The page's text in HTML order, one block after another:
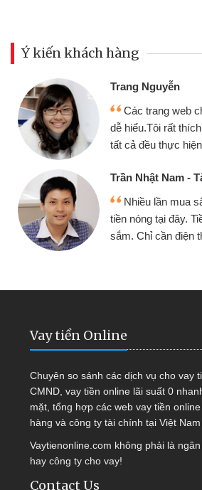
Ý kiến khách hàng
sử dụng thân thiện,
giải ngân nhanh chóng
lãi suất rất tốt
tiền mặt mình đều vay
là mình lại tiếp tục mua
là dùng được
Vay tiền Online
Chuyên so sánh các dịch vụ cho vay
CMND, vay tiền online lãi suất 0
mặt, tổng hợp các web vay tiền
hàng và công ty tài chính tại Việt Nam
Vaytienonline.com không phải là
hay công ty cho vay!
Contact Us